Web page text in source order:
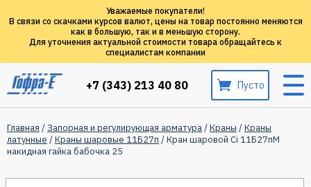
Уважаемые покупатели!
В связи со скачками курсов валют, цены на товар постоянно меняются
как в большую, так и в меньшую сторону.
Для уточнения актуальной стоимости товара обращайтесь к
специалистам компании
+7 (343) 213 40 80 Пусто
Главная /Запорная и регулирующая арматура/Краны /Краны
латунные /Краны шаровые 11Б27п / Кран шаровой Ci 11Б27пМ
накидная гайка бабочка 25